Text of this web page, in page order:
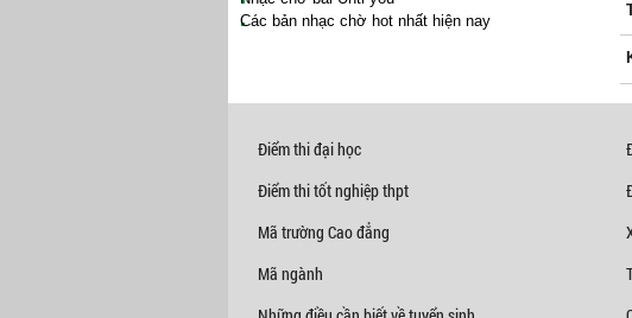
Các bản nhạc chờ hot nhất hiện nay
Điểm thi đại học
Điểm thi tốt nghiệp thpt
Mã trường Cao đẳng
Mã ngành